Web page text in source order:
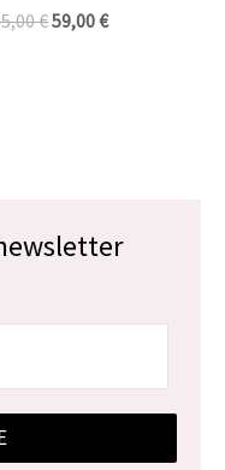
€59,00€